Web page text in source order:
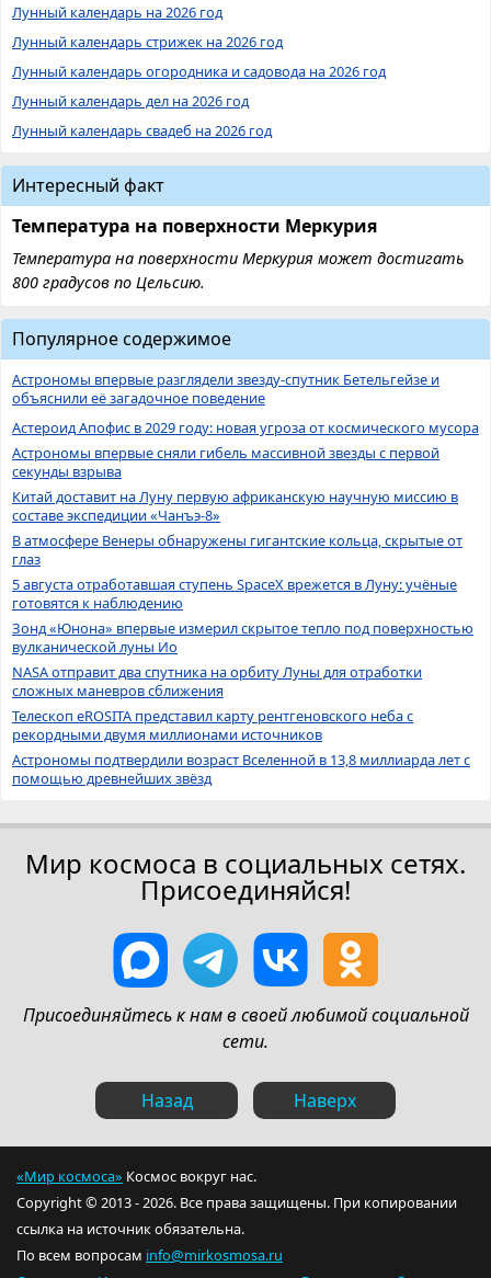
Лунный календарь на 2026 год
Лунный календарь стрижек на 2026 год
Лунный календарь огородника и садовода на 2026 год
Лунный календарь дел на 2026 год
Лунный календарь свадеб на 2026 год
Интересный факт
Температура на поверхности Меркурия
Температура на поверхности Меркурия может достигать
800 градусов по Цельсию.
Популярное содержимое
Астрономы впервые разглядели звезду-спутник Бетельгейзе и
объяснили её загадочное поведение
Астероид Апофис в 2029 году: новая угроза от космического мусора
Астрономы впервые сняли гибель массивной звезды с первой
секунды взрыва
Китай доставит на Луну первую африканскую научную миссию в
составе экспедиции «Чанъэ-8»
В атмосфере Венеры обнаружены гигантские кольца, скрытые от
глаз
5 августа отработавшая ступень SpaceX врежется в Луну: учёные
готовятся к наблюдению
Зонд «Юнона» впервые измерил скрытое тепло под поверхностью
вулканической луны Ио
NASA отправит два спутника на орбиту Луны для отработки
сложных маневров сближения
Телескоп eROSITA представил карту рентгеновского неба с
рекордными двумя миллионами источников
Астрономы подтвердили возраст Вселенной в 13,8 миллиарда лет с
помощью древнейших звёзд
Мир космоса в социальных сетях.
Присоединяйся!
Присоединяйтесь к нам в своей любимой социальной
сети.
Назад Наверх
«Мир космоса» Космос вокруг нас.
Copyright © 2013 - 2026. Все права защищены. При копировании
ссылка на источник обязательна.
По всем вопросам info@mirkosmosa.ru